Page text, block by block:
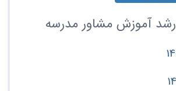
رشد آموزش مشاور مدرسه